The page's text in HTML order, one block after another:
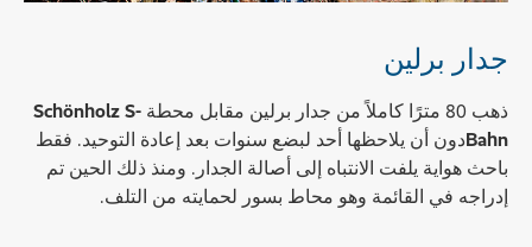
جدار برلين
ذهب 80 مترًا كاملاً من جدار برلين مقابل محطة
Schönholz S-
Bahnدون أن يلاحظها أحد لبضع سنوات بعد إعادة التوحيد. فقط
باحث هواية يلفت الانتباه إلى أصالة الجدار. ومنذ ذلك الحين تم
إدراجه في القائمة وهو محاط بسور لحمايته من التلف.